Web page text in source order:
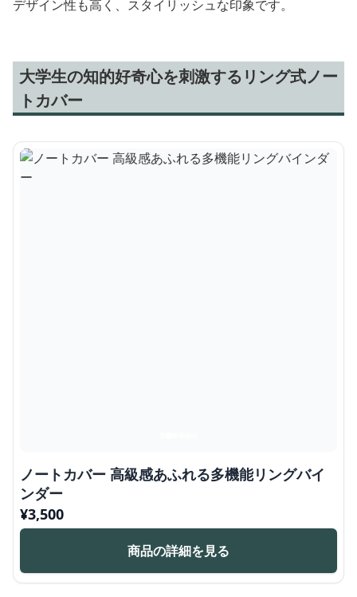
デザイン性も高く、スタイリッシュな印象です。
大学生の知的好奇心を刺激するリング式ノー
トカバー
ノートカバー 高級感あふれる多機能リングバイ
ンダー
¥3,500
商品の詳細を見る